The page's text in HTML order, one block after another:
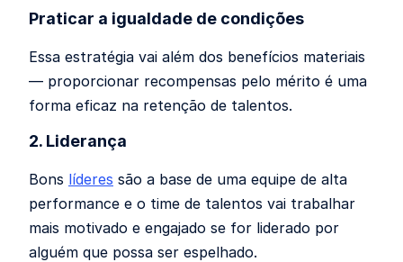
Praticar a igualdade de condições
Essa estratégia vai além dos benefícios materiais
— proporcionar recompensas pelo mérito é uma
forma eficaz na retenção de talentos.
2. Liderança
Bons líderes são a base de uma equipe de alta
performance e o time de talentos vai trabalhar
mais motivado e engajado se for liderado por
alguém que possa ser espelhado.